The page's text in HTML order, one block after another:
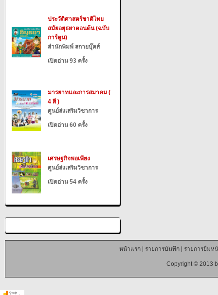
ประวัติศาสตร์ชาติไทย
สมัยอยุธยาตอนต้น (ฉบับ
การ์ตูน)
สำนักพิมพ์ สกายบุ๊คส์
เปิดอ่าน 93 ครั้ง
มารยาทและการสมาคม (
4 สี )
ศูนย์ส่งเสริมวิชาการ
เปิดอ่าน 60 ครั้ง
เศรษฐกิจพอเพียง
ศูนย์ส่งเสริมวิชาการ
เปิดอ่าน 54 ครั้ง
หน้าแรก| รายการบันทึก| รายการยืมห
Copyright © 2013